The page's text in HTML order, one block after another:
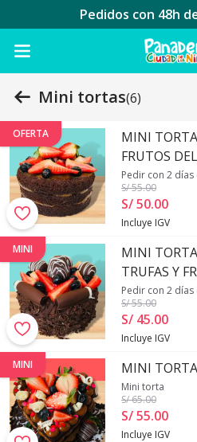
Pedidos con 48h
Mini tortas(6)
OFERTA
MINI
FRUTOS
S/ 55.00
S/ 50.00
Incluye IGV
MINI
MINI
TRUFAS Y
S/ 55.00
S/ 45.00
Incluye IGV
MINI
MINI
Mini torta
S/ 65.00
S/ 55.00
Incluye IGV